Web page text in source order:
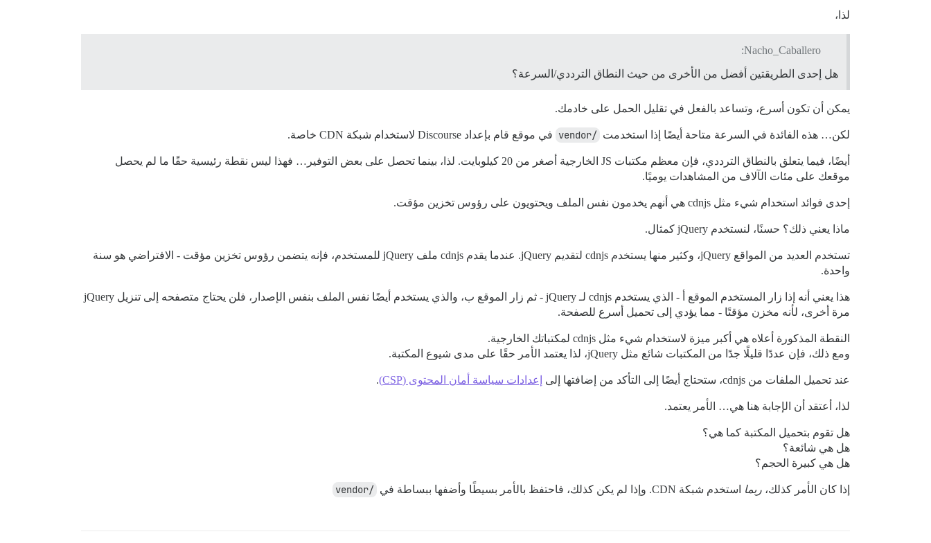
لذا،
Nacho_Caballero:
هل إحدى الطريقتين أفضل من الأخرى من حيث النطاق الترددي/السرعة؟
يمكن أن تكون أسرع، وتساعد بالفعل في تقليل الحمل على خادمك.
لكن… هذه الفائدة في السرعة متاحة أيضًا إذا استخدمت /vendor في موقع قام بإعداد Discourse لاستخدام شبكة CDN خاصة.
أيضًا، فيما يتعلق بالنطاق الترددي، فإن معظم مكتبات JS الخارجية أصغر من 20 كيلوبايت. لذا، بينما تحصل على بعض التوفير… فهذا ليس نقطة رئيسية حقًا ما لم يحصل
موقعك على مئات الآلاف من المشاهدات يوميًا.
إحدى فوائد استخدام شيء مثل cdnjs هي أنهم يخدمون نفس الملف ويحتويون على رؤوس تخزين مؤقت.
ماذا يعني ذلك؟ حسنًا، لنستخدم jQuery كمثال.
تستخدم العديد من المواقع jQuery، وكثير منها يستخدم cdnjs لتقديم jQuery. عندما يقدم cdnjs ملف jQuery للمستخدم، فإنه يتضمن رؤوس تخزين مؤقت - الافتراضي هو سنة
واحدة.
هذا يعني أنه إذا زار المستخدم الموقع أ - الذي يستخدم cdnjs لـ jQuery - ثم زار الموقع ب، والذي يستخدم أيضًا نفس الملف بنفس الإصدار، فلن يحتاج متصفحه إلى تنزيل jQuery
مرة أخرى، لأنه مخزن مؤقتًا - مما يؤدي إلى تحميل أسرع للصفحة.
النقطة المذكورة أعلاه هي أكبر ميزة لاستخدام شيء مثل cdnjs لمكتباتك الخارجية.
ومع ذلك، فإن عددًا قليلًا جدًا من المكتبات شائع مثل jQuery، لذا يعتمد الأمر حقًا على مدى شيوع المكتبة.
عند تحميل الملفات من cdnjs، ستحتاج أيضًا إلى التأكد من إضافتها إلى إعدادات سياسة أمان المحتوى (CSP) .
لذا، أعتقد أن الإجابة هنا هي… الأمر يعتمد.
هل تقوم بتحميل المكتبة كما هي؟
هل هي شائعة؟
هل هي كبيرة الحجم؟
إذا كان الأمر كذلك، ربما استخدم شبكة CDN. وإذا لم يكن كذلك، فاحتفظ بالأمر بسيطًا وأضفها ببساطة في /vendor